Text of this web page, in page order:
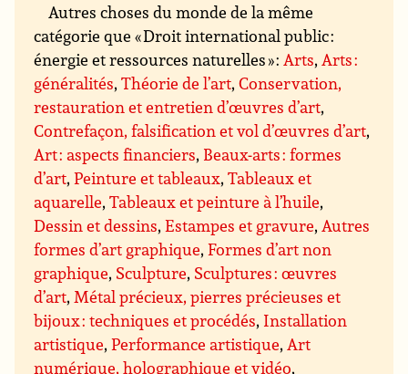
Autres choses du monde de la même
catégorie que « Droit international public :
énergie et ressources naturelles » :Arts,Arts :
généralités,Théorie de l’art,Conservation,
restauration et entretien d’œuvres d’art,
Contrefaçon, falsification et vol d’œuvres d’art,
Art : aspects financiers, Beaux-arts : formes
d’art,Peinture et tableaux,Tableaux et
aquarelle,Tableaux et peinture à l’huile,
Dessin et dessins,Estampes et gravure,Autres
formes d’art graphique,Formes d’art non
graphique, Sculpture, Sculptures : œuvres
d’art,Métal précieux, pierres précieuses et
bijoux : techniques et procédés, Installation
artistique,Performance artistique,Art
numérique, holographique et vidéo,